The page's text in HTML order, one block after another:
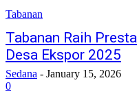
Tabanan
Tabanan Raih
Desa Ekspor 2025
Sedana - January 15, 2026
0